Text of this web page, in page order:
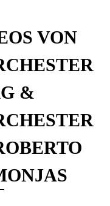
VON
&